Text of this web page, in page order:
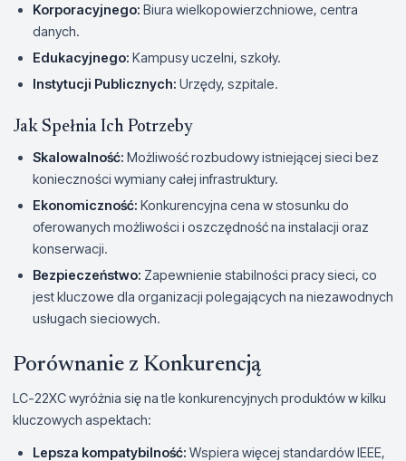
Korporacyjnego: Biura wielkopowierzchniowe, centra
danych.
Edukacyjnego: Kampusy uczelni, szkoły.
Instytucji Publicznych: Urzędy, szpitale.
Jak Spełnia Ich Potrzeby
Skalowalność: Możliwość rozbudowy istniejącej sieci bez
konieczności wymiany całej infrastruktury.
Ekonomiczność: Konkurencyjna cena w stosunku do
oferowanych możliwości i oszczędność na instalacji oraz
konserwacji.
Bezpieczeństwo: Zapewnienie stabilności pracy sieci, co
jest kluczowe dla organizacji polegających na niezawodnych
usługach sieciowych.
Porównanie z Konkurencją
LC-22XC wyróżnia się na tle konkurencyjnych produktów w kilku
kluczowych aspektach:
Lepsza kompatybilność: Wspiera więcej standardów IEEE,